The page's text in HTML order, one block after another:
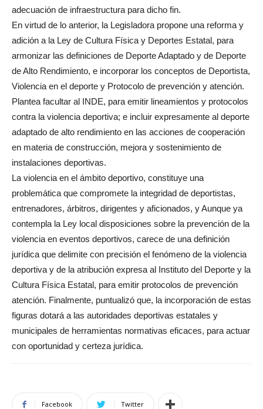
adecuación de infraestructura para dicho fin.
En virtud de lo anterior, la Legisladora propone una reforma y
adición a la Ley de Cultura Física y Deportes Estatal, para
armonizar las definiciones de Deporte Adaptado y de Deporte
de Alto Rendimiento, e incorporar los conceptos de Deportista,
Violencia en el deporte y Protocolo de prevención y atención.
Plantea facultar al INDE, para emitir lineamientos y protocolos
contra la violencia deportiva; e incluir expresamente al deporte
adaptado de alto rendimiento en las acciones de cooperación
en materia de construcción, mejora y sostenimiento de
instalaciones deportivas.
La violencia en el ámbito deportivo, constituye una
problemática que compromete la integridad de deportistas,
entrenadores, árbitros, dirigentes y aficionados, y Aunque ya
contempla la Ley local disposiciones sobre la prevención de la
violencia en eventos deportivos, carece de una definición
jurídica que delimite con precisión el fenómeno de la violencia
deportiva y de la atribución expresa al Instituto del Deporte y la
Cultura Física Estatal, para emitir protocolos de prevención
atención. Finalmente, puntualizó que, la incorporación de estas
figuras dotará a las autoridades deportivas estatales y
municipales de herramientas normativas eficaces, para actuar
con oportunidad y certeza jurídica.
Facebook Twitter